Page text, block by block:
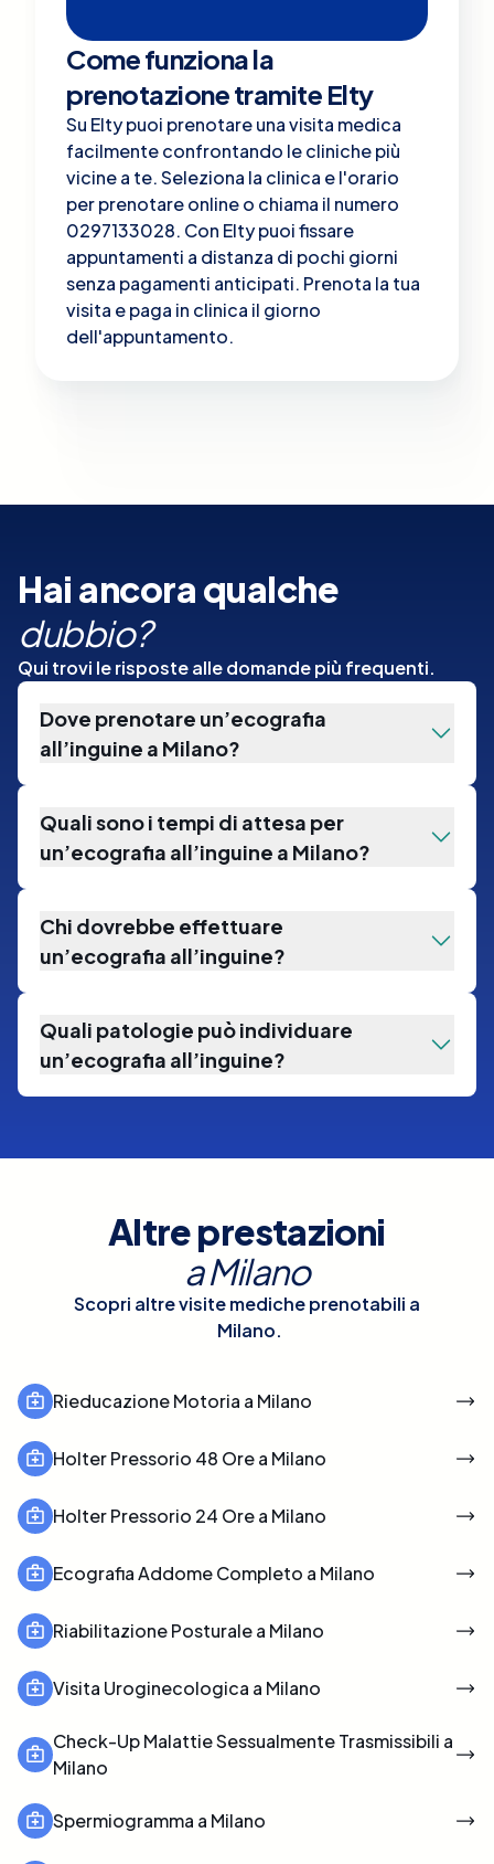
Come funziona la
prenotazione tramite Elty
Su Elty puoi prenotare una visita medica
facilmente confrontando le cliniche più
vicine a te. Seleziona la clinica e l'orario
per prenotare online o chiama il numero
0297133028. Con Elty puoi fissare
appuntamenti a distanza di pochi giorni
senza pagamenti anticipati. Prenota la tua
visita e paga in clinica il giorno
dell'appuntamento.
Hai ancora qualche
dubbio?
Qui trovi le risposte alle domande più frequenti.
Dove prenotare un’ecografia
all’inguine a Milano?
Quali sono i tempi di attesa per
un’ecografia all’inguine a Milano?
Chi dovrebbe effettuare
un’ecografia all’inguine?
Quali patologie può individuare
un’ecografia all’inguine?
Altre prestazioni
aMilano
Scopri altre visite mediche prenotabili a
Milano.
Rieducazione Motoria a Milano
Holter Pressorio 48 Ore a Milano
Holter Pressorio 24 Ore a Milano
Ecografia Addome Completo a Milano
Riabilitazione Posturale a Milano
Visita Uroginecologica a Milano
Check-Up Malattie Sessualmente Trasmissibili a
Milano
Spermiogramma a Milano